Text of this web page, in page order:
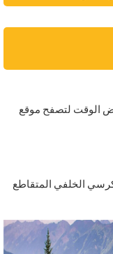
الوقت لتصفح موقع
الخلفي المتقاطع